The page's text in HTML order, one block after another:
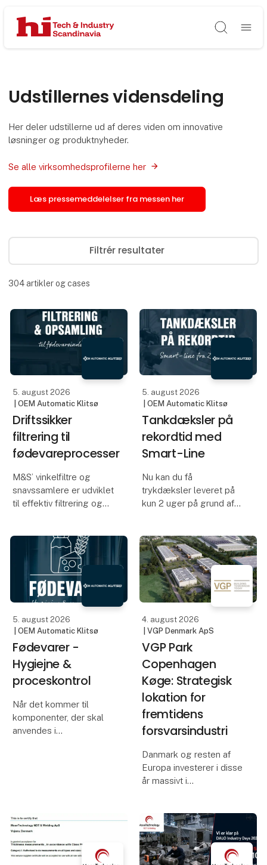
Søg
Udstillernes vidensdeling
Her deler udstillerne ud af deres viden om innovative
løsninger og produktnyheder.
Se alle virksomhedsprofilerne her
Læs pressemeddelelser fra messen her
Filtrér resultater
304 artikler og cases
5. august 2026
| OEM Automatic Klitsø
Driftssikker
filtrering til
fødevareprocesser
M&S’ vinkelfiltre og
snavssamlere er udviklet
til effektiv filtrering og
fødevareindustrien, hvor
driftssikkerhed, hygiejne
og nem service er
afgørende. Et vinkelfilter
5. august 2026
| OEM Automatic Klitsø
Tankdæksler på
rekordtid med
Smart-Line
Nu kan du få
trykdæksler leveret på
kun 2 uger på grund af
og nem løsning uden
unødige omveje.
Med Smart-Line
introduceres en
anderled
5. august 2026
| OEM Automatic Klitsø
Fødevarer -
Hygiejne &
proceskontrol
Når det kommer til
komponenter, der skal
anvendes i
regler. Ve
4. august 2026
| VGP Denmark ApS
VGP Park
Copenhagen
Køge: Strategisk
lokation for
fremtidens
forsvarsindustri
Danmark og resten af
Europa investerer i disse
år massivt i
industriel
modstandsdygtighed.
Dette skaber nye
muligheder for